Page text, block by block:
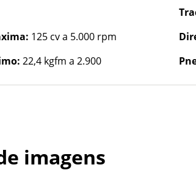
125 cv a 5.000 rpm
22,4 kgfm a 2.900
imagens